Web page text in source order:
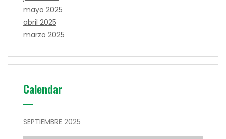
mayo 2025
abril 2025
marzo 2025
Calendar
SEPTIEMBRE 2025